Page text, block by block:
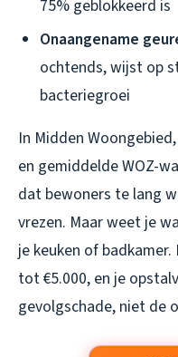
75% geblokkeerd is
Onaangename
ochtends, wijst op
bacteriegroei
In Midden
en gemiddelde WOZ-
dat bewoners te lang
vrezen. Maar weet je
je keuken of
tot €5.000, en je
gevolgschade, niet de